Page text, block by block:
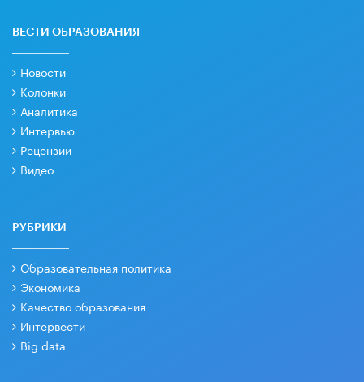
ВЕСТИ ОБРАЗОВАНИЯ
Новости
Колонки
Аналитика
Интервью
Рецензии
Видео
РУБРИКИ
Образовательная политика
Экономика
Качество образования
Интервести
Big data